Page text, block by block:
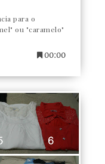
para o
ou "caramelo"
00:00